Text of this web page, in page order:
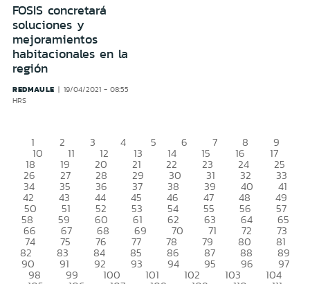
FOSIS concretará
soluciones y
mejoramientos
habitacionales en la
región
REDMAULE
19/04/2021 - 08:55
HRS
1 2 3 4 5 6 7 8 9
10 11 12 13 14 15 16 17
18 19 20 21 22 23 24 25
26 27 28 29 30 31 32 33
34 35 36 37 38 39 40 41
42 43 44 45 46 47 48 49
50 51 52 53 54 55 56 57
58 59 60 61 62 63 64 65
66 67 68 69 70 71 72 73
74 75 76 77 78 79 80 81
82 83 84 85 86 87 88 89
90 91 92 93 94 95 96 97
98 99 100 101 102 103 104